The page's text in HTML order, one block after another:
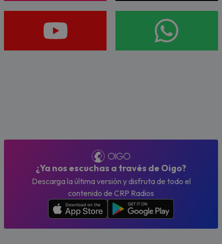
¿Ya nos escuchas a través de Oigo?
Descarga la última versión y disfruta de todo el
contenido de CRP Radios